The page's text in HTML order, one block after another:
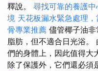
釋說。 尋找可靠的養護
境 天花板漏水緊急處理
骨專業推薦 儘管椰子油
脂肪，但不適合日光浴。
們的身體上，因此值得大
除了保護外，它們還必須